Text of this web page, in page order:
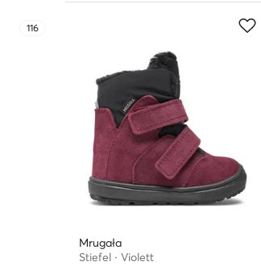
116
Mrugała
Stiefel · Violett